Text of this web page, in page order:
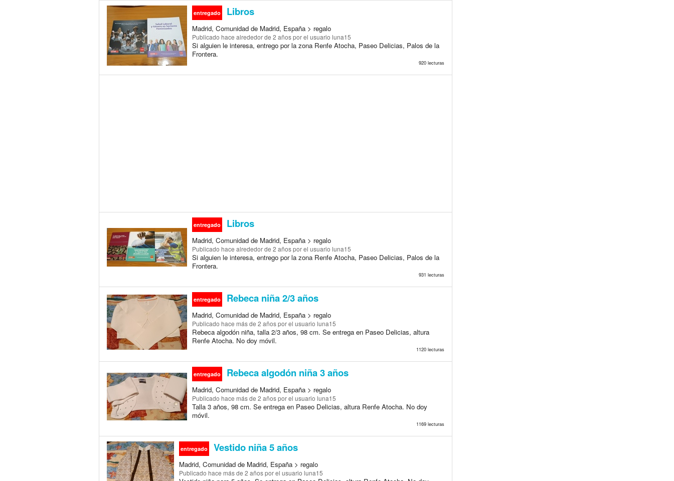
entregado Libros
Madrid, Comunidad de Madrid, España > regalo
Publicado hace alrededor de 2 añospor el usuario luna15
Si alguien le interesa, entrego por la zona Renfe Atocha, Paseo Delicias, Palos de la
Frontera.
920 lecturas
entregado Libros
Madrid, Comunidad de Madrid, España > regalo
Publicado hace alrededor de 2 añospor el usuario luna15
Si alguien le interesa, entrego por la zona Renfe Atocha, Paseo Delicias, Palos de la
Frontera.
931 lecturas
entregado Rebeca niña 2/3 años
Madrid, Comunidad de Madrid, España > regalo
Publicado hace más de 2 añospor el usuario luna15
Rebeca algodón niña, talla 2/3 años, 98 cm. Se entrega en Paseo Delicias, altura
Renfe Atocha. No doy móvil.
1120 lecturas
entregado Rebeca algodón niña 3 años
Madrid, Comunidad de Madrid, España > regalo
Publicado hace más de 2 añospor el usuario luna15
Talla 3 años, 98 cm. Se entrega en Paseo Delicias, altura Renfe Atocha. No doy
móvil.
1169 lecturas
entregado Vestido niña 5 años
Madrid, Comunidad de Madrid, España > regalo
Publicado hace más de 2 añospor el usuario luna15